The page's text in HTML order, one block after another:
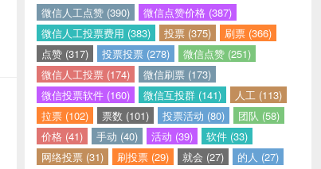
微信人工点赞 (390)
微信点赞价格 (387)
微信人工投票费用 (383)
投票 (375)
刷票 (366)
点赞 (317)
投票投票 (278)
微信点赞 (251)
微信人工投票 (174)
微信刷票 (173)
微信投票软件 (160)
微信互投群 (141)
人工 (113)
拉票 (102)
票数 (101) 投票活动 (80)
团队 (58)
价格 (41)
手动 (40) 活动 (39)
软件 (33)
网络投票 (31)
刷投票 (29) 就会 (27)
的人 (27)